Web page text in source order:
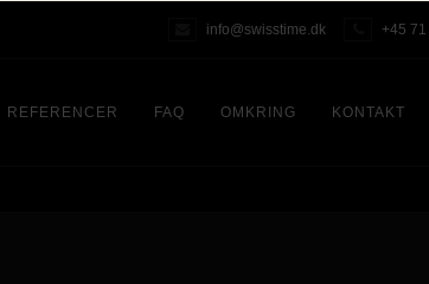
+45
info@swisstime.dk
REFERENCER FAQ OMKRING KONTAKT